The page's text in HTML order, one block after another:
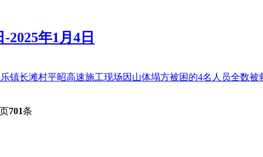
2025年1月4日
镇长滩村平昭高速施工现场因山体塌方被困的4名人员全数
页701条